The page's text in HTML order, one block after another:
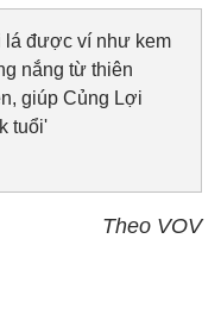
lá được ví như kem
nắng từ thiên
giúp Củng Lợi
tuổi'
Theo VOV